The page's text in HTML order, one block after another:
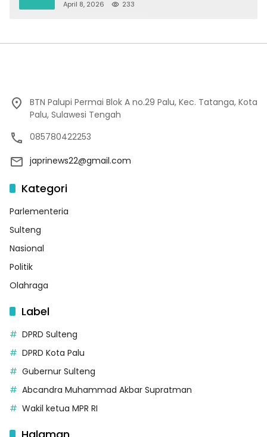
Wartawan
April 8, 2026 233
BTN Palupi Permai Blok A no.29 Palu, Kec. Tatanga, Kota
Palu, Sulawesi Tengah
085780422253
japrinews22@gmail.com
Kategori
Parlementeria
Sulteng
Nasional
Politik
Olahraga
Label
DPRD Sulteng
DPRD Kota Palu
Gubernur Sulteng
Abcandra Muhammad Akbar Supratman
Wakil ketua MPR RI